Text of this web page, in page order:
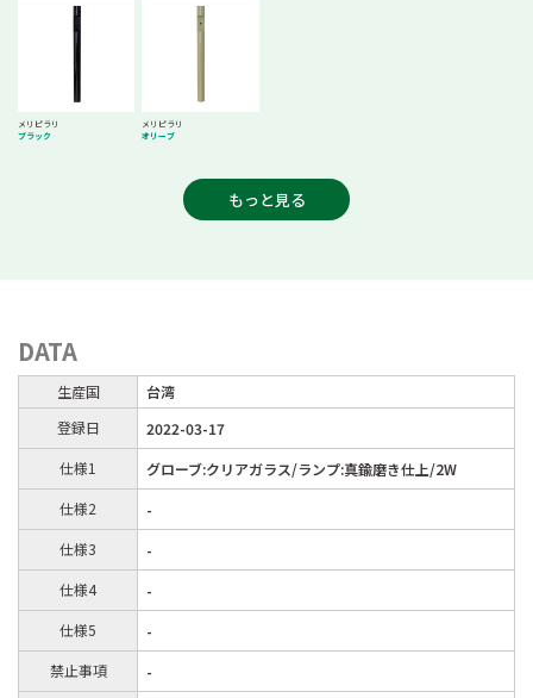
メリピラリ
ブラック
メリピラリ
オリーブ
もっと見る
DATA
生産国
台湾
登録日
2022-03-17
仕様1
グローブ:クリアガラス/ランプ:真鍮磨き仕上/2W
仕様2
-
仕様3
-
仕様4
-
仕様5
-
禁止事項
-